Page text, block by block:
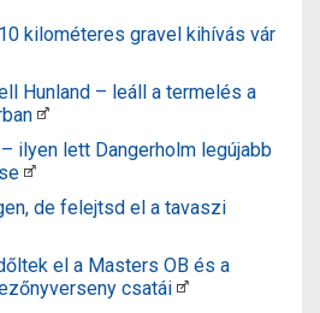
kilométeres gravel kihívás vár
Hunland – leáll a termelés a
ilyen lett Dangerholm legújabb
de felejtsd el a tavaszi
el a Masters OB és a
csatái